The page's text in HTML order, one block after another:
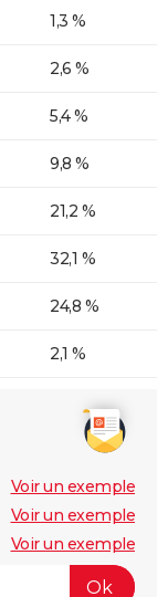
1,3 %
2,6 %
5,4 %
9,8 %
21,2 %
32,1 %
24,8 %
2,1 %
Voir un exemple
Voir un exemple
Voir un exemple